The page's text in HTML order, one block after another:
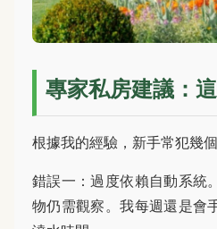
專家私房建議：
根據我的經驗，新手常犯幾個
錯誤一：過度依賴自動系統
物仍需觀察。我每週還是會